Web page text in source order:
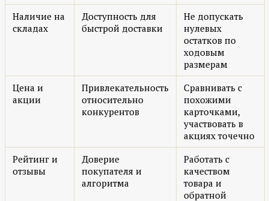
Наличие на
складах
Доступность для
быстрой доставки
Не допускать
нулевых
остатков по
ходовым
размерам
Цена и
акции
Привлекательность
относительно
конкурентов
Сравнивать с
похожими
карточками,
участвовать в
акциях точечно
Рейтинг и
отзывы
Доверие
покупателя и
алгоритма
Работать с
качеством
товара и
обратной